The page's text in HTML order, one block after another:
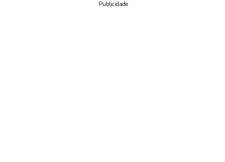
Publicidade